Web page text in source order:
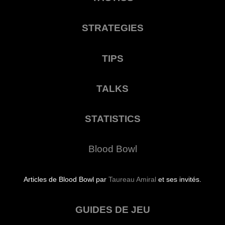
STRATEGIES
TIPS
TALKS
STATISTICS
Blood Bowl
Articles de Blood Bowl par Taureau Amiral et ses invités.
GUIDES DE JEU